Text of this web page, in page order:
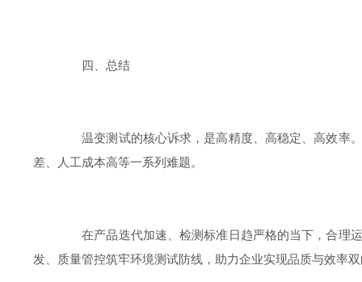
四、总结
温变测试的核心诉求，是高精度、高稳定、高效率。
差、人工成本高等一系列难题。
在产品迭代加速、检测标准日趋严格的当下，合理
发、质量管控筑牢环境测试防线，助力企业实现品质与效率